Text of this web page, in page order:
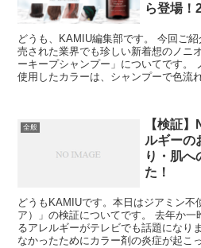
ら登場！
どうも、KAMIU編集部です。 今回ご
売された業界でも珍しい新着想のノニ
ーキープシャンプー」についてです。
使用したカラーは、シャンプーで色流
全般
【検証
ルギーの
り・肌へ
た！
どうもKAMIUです。本日はジアミン不
ア）」の検証についてです。 去年か一
るアレルギーがテレビでも話題になり
なかったためにカラー剤の炎症が起こ